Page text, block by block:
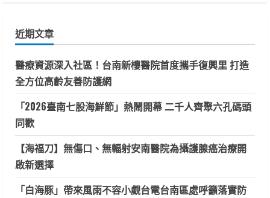
字:
近期文章
醫療資源深入社區！台南新樓醫院首度攜手復興里 打造
全方位高齡友善防護網
「2026臺南七股海鮮節」熱鬧開幕 二千人齊聚六孔碼頭
同歡
【海福刀】無傷口、無輻射安南醫院為攝護腺癌治療開
啟新選擇
「白海豚」帶來風雨不容小覷台電台南區處呼籲落實防